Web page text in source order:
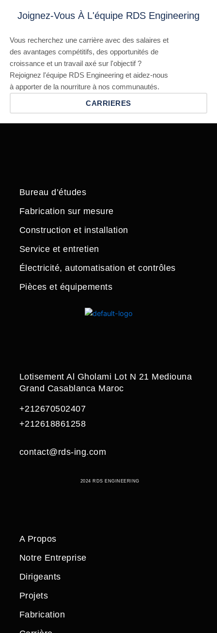
Joignez-Vous À L'équipe RDS Engineering
Vous recherchez une carrière avec des salaires et
des avantages compétitifs, des opportunités de
croissance et un travail axé sur l'objectif ?
Rejoignez l'équipe RDS Engineering et aidez-nous
à apporter de la nourriture à nos communautés.
CARRIERES
Bureau d’études
Fabrication sur mesure
Construction et installation
Service et entretien
Électricité, automatisation et contrôles
Pièces et équipements
Lotisement Al Gholami Lot N 21 Mediouna
Grand Casablanca Maroc
+212670502407
+212618861258
contact@rds-ing.com
2024 RDS ENGINEERING
A Propos
Notre Entreprise
Dirigeants
Projets
Fabrication